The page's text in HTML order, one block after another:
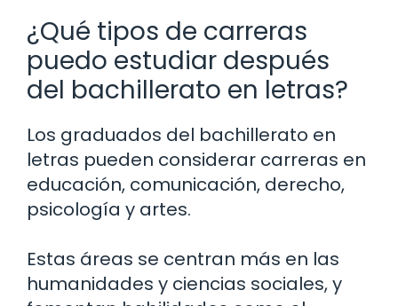
¿Qué tipos de carreras
puedo estudiar después
del bachillerato en letras?
Los graduados del bachillerato en
letras pueden considerar carreras en
educación, comunicación, derecho,
psicología y artes.
Estas áreas se centran más en las
humanidades y ciencias sociales, y